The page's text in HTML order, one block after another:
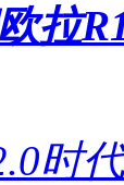
拉
时